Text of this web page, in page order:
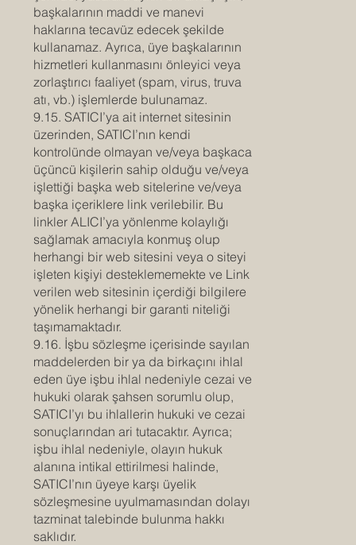
başkalarının maddi ve manevi
haklarına tecavüz edecek şekilde
kullanamaz. Ayrıca, üye başkalarının
hizmetleri kullanmasını önleyici veya
zorlaştırıcı faaliyet (spam, virus, truva
atı, vb.) işlemlerde bulunamaz.
9.15. SATICI’ya ait internet sitesinin
üzerinden, SATICI’nın kendi
kontrolünde olmayan ve/veya başkaca
üçüncü kişilerin sahip olduğu ve/veya
işlettiği başka web sitelerine ve/veya
başka içeriklere link verilebilir. Bu
linkler ALICI’ya yönlenme kolaylığı
sağlamak amacıyla konmuş olup
herhangi bir web sitesini veya o siteyi
işleten kişiyi desteklememekte ve Link
verilen web sitesinin içerdiği bilgilere
yönelik herhangi bir garanti niteliği
taşımamaktadır.
9.16. İşbu sözleşme içerisinde sayılan
maddelerden bir ya da birkaçını ihlal
eden üye işbu ihlal nedeniyle cezai ve
hukuki olarak şahsen sorumlu olup,
SATICI’yı bu ihlallerin hukuki ve cezai
sonuçlarından ari tutacaktır. Ayrıca;
işbu ihlal nedeniyle, olayın hukuk
alanına intikal ettirilmesi halinde,
SATICI’nın üyeye karşı üyelik
sözleşmesine uyulmamasından dolayı
tazminat talebinde bulunma hakkı
saklıdır.